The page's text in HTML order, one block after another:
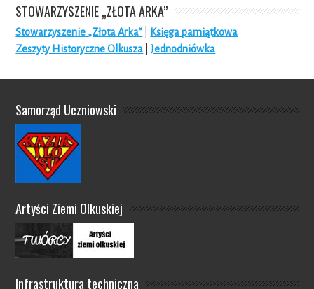
STOWARZYSZENIE „ZŁOTA ARKA”
Stowarzyszenie „Złota Arka”
Księga pamiątkowa
Zeszyty Historyczne Olkusza |Jednodniówka
Samorząd Uczniowski
Artyści Ziemi Olkuskiej
Infrastruktura techniczna